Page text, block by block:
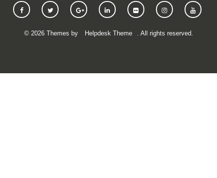
© 2026Themes by Helpdesk Theme . All rights reserved.